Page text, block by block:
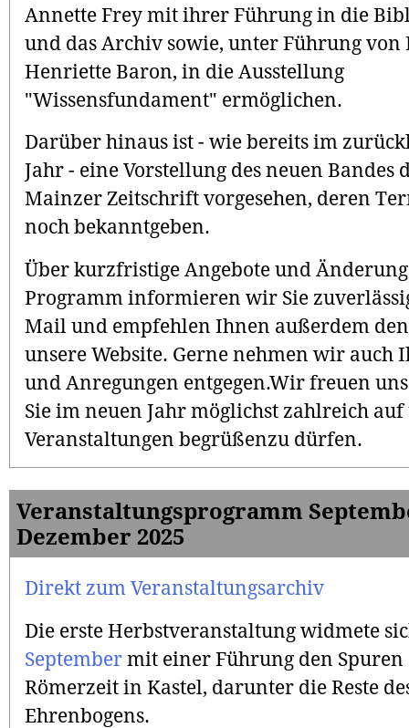
Annette Frey mit ihrer Führung in die
und das Archiv sowie, unter Führung von
Henriette Baron, in die Ausstellung
"Wissensfundament" ermöglichen.
Darüber hinaus ist - wie bereits im
Jahr - eine Vorstellung des neuen Bandes
Mainzer Zeitschrift vorgesehen, deren
noch bekanntgeben.
Über kurzfristige Angebote und
Programm informieren wir Sie
Mail und empfehlen Ihnen außerdem
unsere Website. Gerne nehmen wir auch
und Anregungen entgegen.Wir freuen
Sie im neuen Jahr möglichst zahlreich
Veranstaltungen begrüßenzu dürfen.
Veranstaltungsprogramm
Dezember 2025
Direkt zum Veranstaltungsarchiv
Die erste Herbstveranstaltung widmete
September mit einer Führung den Spuren
Römerzeit in Kastel, darunter die Reste
Ehrenbogens.